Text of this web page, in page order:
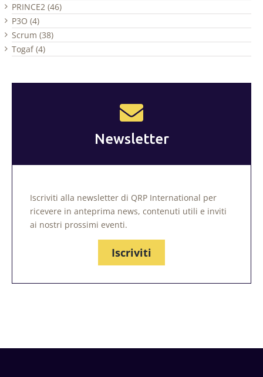
PRINCE2 (46)
P3O (4)
Scrum (38)
Togaf (4)
Newsletter
Iscriviti alla newsletter di QRP International per
ricevere in anteprima news, contenuti utili e inviti
ai nostri prossimi eventi.
Iscriviti